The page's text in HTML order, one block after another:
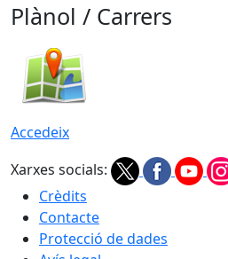
Plànol / Carrers
Accedeix
Xarxes socials:
Crèdits
Contacte
Protecció de dades